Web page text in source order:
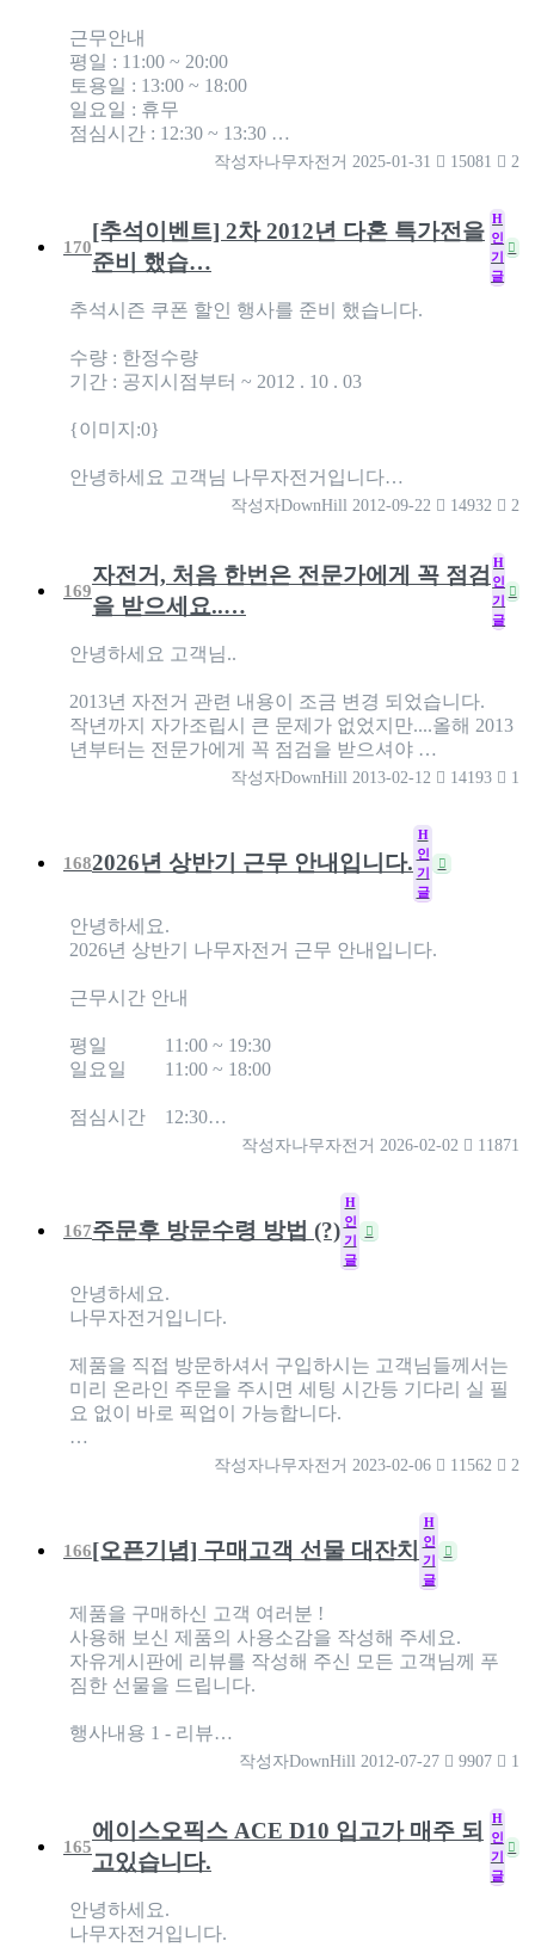
근무안내
평일 : 11:00 ~ 20:00
토용일 : 13:00 ~ 18:00
일요일 : 휴무
점심시간 : 12:30 ~ 13:30 …
작성자나무자전거 2025-01-31 15081 2
170
[추석이벤트] 2차 2012년 다혼 특가전을
준비 했습…
H
인
기
글
추석시즌 쿠폰 할인 행사를 준비 했습니다.
수량 : 한정수량
기간 : 공지시점부터 ~ 2012 . 10 . 03
{이미지:0}
안녕하세요 고객님 나무자전거입니다…
작성자DownHill 2012-09-22 14932 2
169
자전거, 처음 한번은 전문가에게 꼭 점검
을 받으세요..…
H
인
기
글
안녕하세요 고객님..
2013년 자전거 관련 내용이 조금 변경 되었습니다.
작년까지 자가조립시 큰 문제가 없었지만....올해 2013
년부터는 전문가에게 꼭 점검을 받으셔야 …
작성자DownHill 2013-02-12 14193 1
1682026년 상반기 근무 안내입니다.
H
인
기
글
안녕하세요.
2026년 상반기 나무자전거 근무 안내입니다.
근무시간 안내
평일 11:00 ~ 19:30
일요일 11:00 ~ 18:00
점심시간 12:30…
작성자나무자전거 2026-02-02 11871
167주문후 방문수령 방법 (?)
H
인
기
글
안녕하세요.
나무자전거입니다.
제품을 직접 방문하셔서 구입하시는 고객님들께서는
미리 온라인 주문을 주시면 세팅 시간등 기다리 실 필
요 없이 바로 픽업이 가능합니다.
…
작성자나무자전거 2023-02-06 11562 2
166[오픈기념] 구매고객 선물 대잔치
H
인
기
글
제품을 구매하신 고객 여러분 !
사용해 보신 제품의 사용소감을 작성해 주세요.
자유게시판에 리뷰를 작성해 주신 모든 고객님께 푸
짐한 선물을 드립니다.
행사내용 1 - 리뷰…
작성자DownHill 2012-07-27 9907 1
165
에이스오픽스 ACE D10 입고가 매주 되
고있습니다.
H
인
기
글
안녕하세요.
나무자전거입니다.